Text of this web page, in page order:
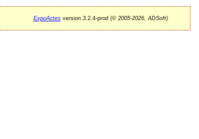
ExpoActesversion 3.2.4-prod (©2005-2026, ADSoft)